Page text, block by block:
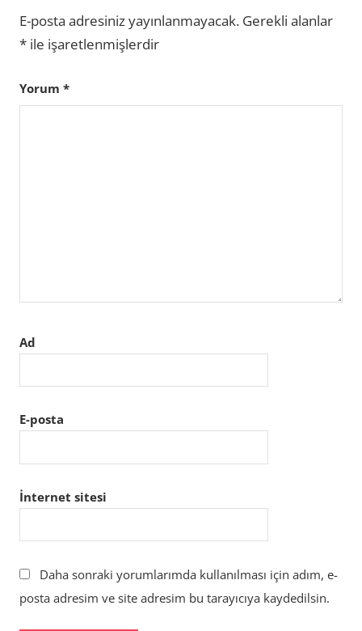
E-posta adresiniz yayınlanmayacak. Gerekli alanlar
* ile işaretlenmişlerdir
Yorum *
Ad
E-posta
İnternet sitesi
Daha sonraki yorumlarımda kullanılması için adım, e-
posta adresim ve site adresim bu tarayıcıya kaydedilsin.